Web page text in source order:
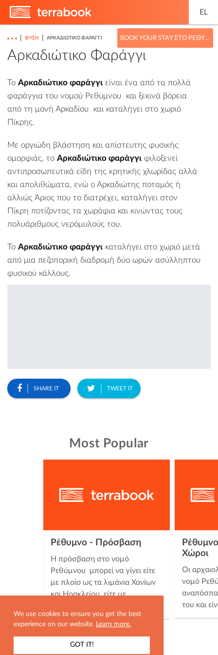
We use cookies to ensure you get the best
experience on our website. Learn more.
GOT IT!
EL
BOOK YOUR STAY ΣΤΟ ΡΈΘΥΜΝΟ
ΦΎΣΗ ΑΡΚΑΔΙΏΤΙΚΟ ΦΑΡΆΓΓΙ
Αρκαδιώτικο Φαράγγι
Το Αρκαδιώτικο φαράγγι είναι ένα από τα πολλά
φαράγγια του νομού Ρεθύμνου και ξεκινά βόρεια
από τη μονή Αρκαδίου και καταλήγει στο χωριό
Πίκρης.
Με οργιώδη βλάστηση και απίστευτης φυσικής
ομορφιάς, το Αρκαδιώτικο φαράγγι φιλοξενεί
αντιπροσωπευτικά είδη της κρητικής χλωρίδας αλλά
και απολιθώματα, ενώ ο Αρκαδιώτης ποταμός ή
αλλιώς Άριος που το διατρέχει, καταλήγει στον
Πίκρη ποτίζοντας τα χωράφια και κινώντας τους
πολυάριθμους νερόμυλούς του.
Το Αρκαδιώτικο φαράγγι καταλήγει στο χωριό μετά
από μια πεζοπορική διαδρομή δύο ωρών ασύλληπτου
φυσικού κάλλους.
SHARE IT TWEET IT
Most Popular
Ρέθυμνο - Πρόσβαση
Η πρόσβαση στο νομό
Ρεθύμνου μπορεί να γίνει είτε
με πλοίο ως τα λιμάνια Χανίων
και Ηρακλείου, είτε με
Χώροι
Οι
νομό
του και